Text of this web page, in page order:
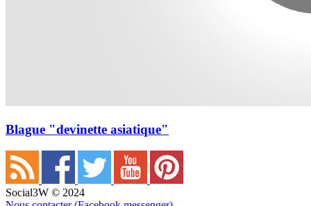
Blague "devinette asiatique"
Social3W © 2024